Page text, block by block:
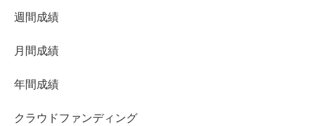
週間成績
月間成績
年間成績
クラウドファンディング